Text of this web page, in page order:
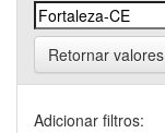
Retornar valores
Adicionar filtros: